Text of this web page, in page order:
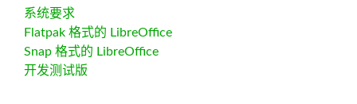
系统要求
Flatpak 格式的 LibreOffice
Snap 格式的 LibreOffice
开发测试版